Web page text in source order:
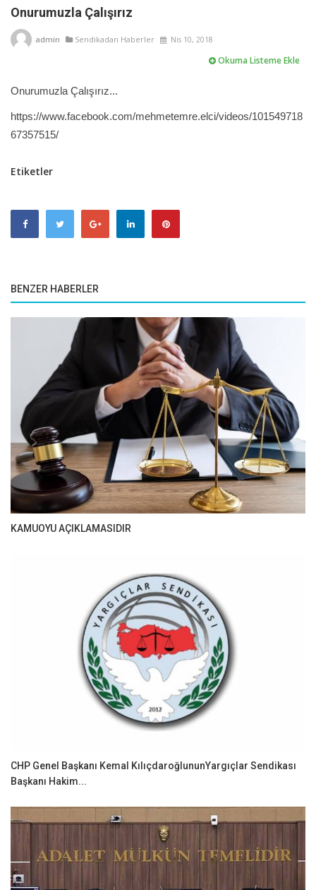
Onurumuzla Çalışırız
admin Sendikadan Haberler Nis 10, 2018
Okuma Listeme Ekle
Onurumuzla Çalışırız...
https://www.facebook.com/mehmetemre.elci/videos/101549718
67357515/
Etiketler
BENZER HABERLER
KAMUOYU AÇIKLAMASIDIR
CHP Genel Başkanı Kemal KılıçdaroğlununYargıçlar Sendikası
Başkanı Hakim...